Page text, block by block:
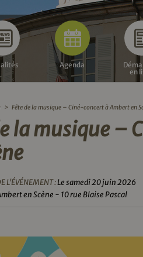
Agenda
en
> Fête de la musique – Ciné-concert à Ambert en
la musique –
L'ÉVÉNEMENT :Le samedi 20 juin 2026
en Scène - 10 rue Blaise Pascal